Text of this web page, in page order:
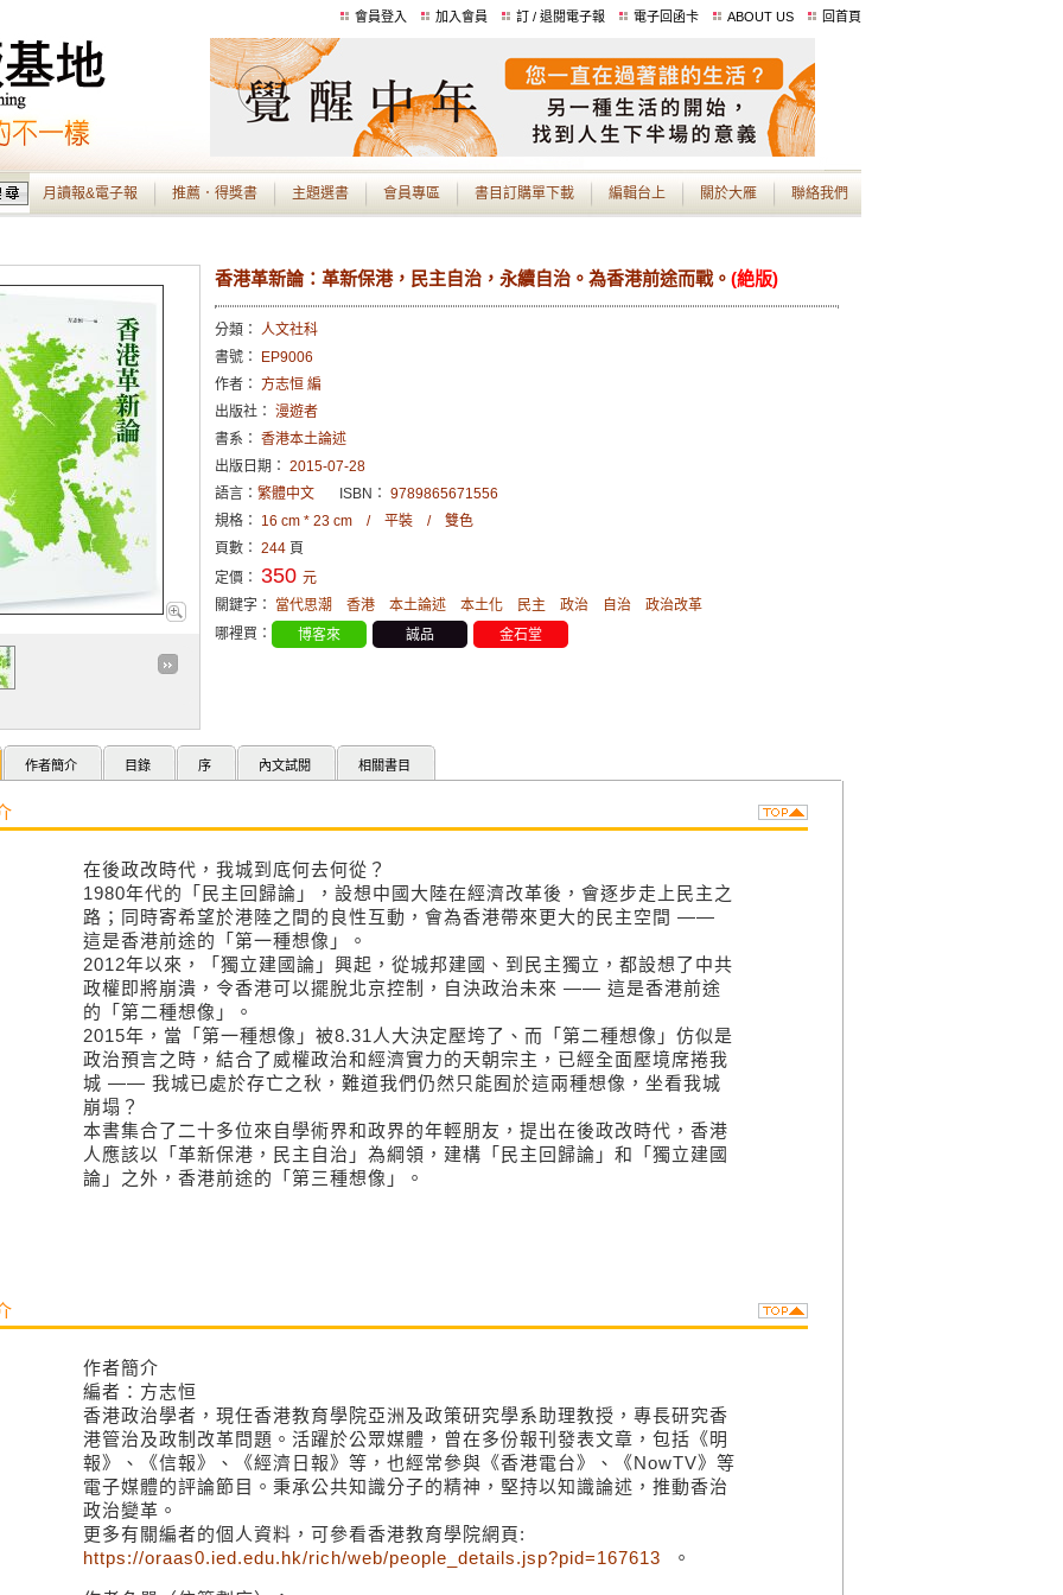
會員登入 加入會員 訂 / 退閱電子報 電子回函卡 ABOUT US 回首頁
月讀報&電子報 推薦．得獎書 主題選書 會員專區 書目訂購單下載 編輯台上 關於大雁 聯絡我們
香港革新論：革新保港，民主自治，永續自治。為香港前途而戰。 (絶版)
分類： 人文社科
書號：
EP9006
作者： 方志恒 編
出版社： 漫遊者
書系： 香港本土論述
出版日期： 2015-07-28
語言： 繁體中文 ISBN： 9789865671556
規格： 16 cm * 23 cm / 平裝 / 雙色
頁數： 244 頁
定價： 350 元
關鍵字： 當代思潮 香港 本土論述 本土化 民主 政治 自治
政治改革
哪裡買：
博客來 誠品 金石堂
作者簡介 目錄 序 內文試閱 相關書目
在後政改時代，我城到底何去何從？
1980年代的「民主回歸論」，設想中國大陸在經濟改革後，會逐步走上民主之
路；同時寄希望於港陸之間的良性互動，會為香港帶來更大的民主空間 ——
這是香港前途的「第一種想像」。
2012年以來，「獨立建國論」興起，從城邦建國、到民主獨立，都設想了中共
政權即將崩潰，令香港可以擺脫北京控制，自決政治未來 —— 這是香港前途
的「第二種想像」。
2015年，當「第一種想像」被8.31人大決定壓垮了、而「第二種想像」仿似是
政治預言之時，結合了威權政治和經濟實力的天朝宗主，已經全面壓境席捲我
城 —— 我城已處於存亡之秋，難道我們仍然只能囿於這兩種想像，坐看我城
崩塌？
本書集合了二十多位來自學術界和政界的年輕朋友，提出在後政改時代，香港
人應該以「革新保港，民主自治」為綱領，建構「民主回歸論」和「獨立建國
論」之外，香港前途的「第三種想像」。
作者簡介
編者：方志恒
香港政治學者，現任香港教育學院亞洲及政策研究學系助理教授，專長研究香
港管治及政制改革問題。活躍於公眾媒體，曾在多份報刊發表文章，包括《明
報》、《信報》、《經濟日報》等，也經常參與《香港電台》、《NowTV》等
電子媒體的評論節目。秉承公共知識分子的精神，堅持以知識論述，推動香治
政治變革。
更多有關編者的個人資料，可參看香港教育學院網頁:
https://oraas0.ied.edu.hk/rich/web/people_details.jsp?pid=167613 。